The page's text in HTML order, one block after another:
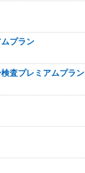
プラン
査プレミアムプラン